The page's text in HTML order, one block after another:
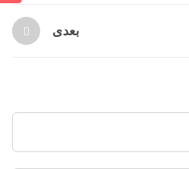
بعدی